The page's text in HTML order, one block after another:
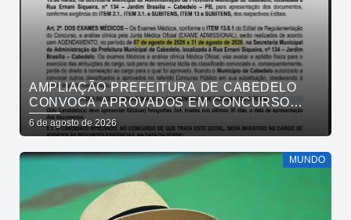
AMPLIAÇÃO PREFEITURA DE CABEDELO
CONVOCA APROVADOS EM CONCURSO
PÚBLICO DA SAÚDE PARA APRESENTAÇÃO
DE DOCUMENTOS
6 de agosto de 2026
MUNDO